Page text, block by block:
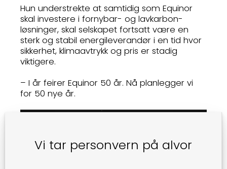
Hun understrekte at samtidig som Equinor
skal investere i fornybar- og lavkarbon-
løsninger, skal selskapet fortsatt være en
sterk og stabil energileverandør i en tid hvor
sikkerhet, klimaavtrykk og pris er stadig
viktigere.
– I år feirer Equinor 50 år. Nå planlegger vi
for 50 nye år.
Vi tar personvern på alvor